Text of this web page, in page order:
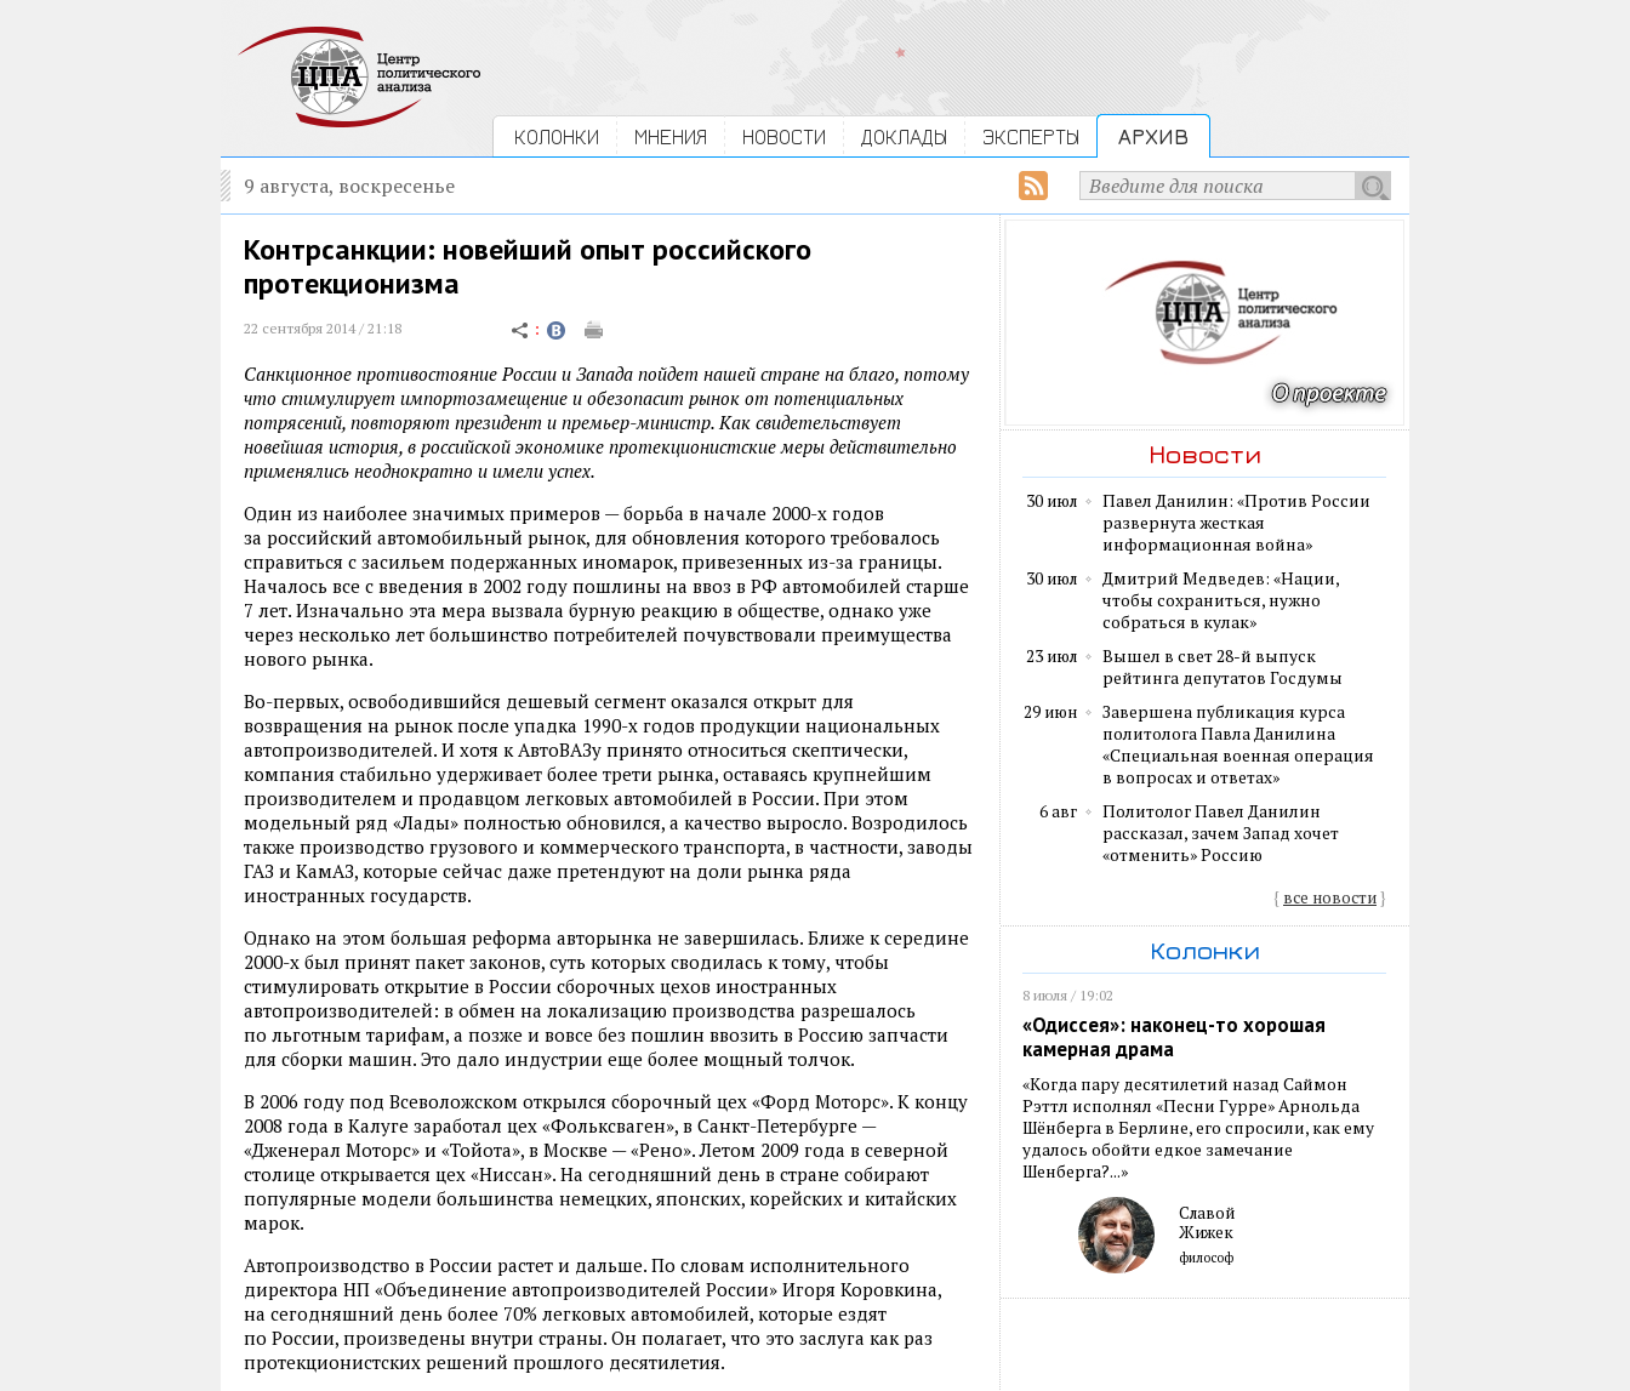
КОЛОНКИ МНЕНИЯ НОВОСТИ ДОКЛАДЫ ЭКСПЕРТЫ АРХИВ
9 августа, воскресенье
Контрсанкции: новейший опыт российского
протекционизма
22 сентября 2014 / 21:18
Cанкционное противостояние России и Запада пойдет нашей стране на благо, потому
что стимулирует импортозамещение и обезопасит рынок от потенциальных
потрясений, повторяют президент и премьер-министр. Как свидетельствует
новейшая история, в российской экономике протекционистские меры действительно
применялись неоднократно и имели успех.
Один из наиболее значимых примеров — борьба в начале 2000-х годов
за российский автомобильный рынок, для обновления которого требовалось
справиться с засильем подержанных иномарок, привезенных из-за границы.
Началось все с введения в 2002 году пошлины на ввоз в РФ автомобилей старше
7 лет. Изначально эта мера вызвала бурную реакцию в обществе, однако уже
через несколько лет большинство потребителей почувствовали преимущества
нового рынка.
Во-первых, освободившийся дешевый сегмент оказался открыт для
возвращения на рынок после упадка 1990-х годов продукции национальных
автопроизводителей. И хотя к АвтоВАЗу принято относиться скептически,
компания стабильно удерживает более трети рынка, оставаясь крупнейшим
производителем и продавцом легковых автомобилей в России. При этом
модельный ряд «Лады» полностью обновился, а качество выросло. Возродилось
также производство грузового и коммерческого транспорта, в частности, заводы
ГАЗ и КамАЗ, которые сейчас даже претендуют на доли рынка ряда
иностранных государств.
Однако на этом большая реформа авторынка не завершилась. Ближе к середине
2000-х был принят пакет законов, суть которых сводилась к тому, чтобы
стимулировать открытие в России сборочных цехов иностранных
автопроизводителей: в обмен на локализацию производства разрешалось
по льготным тарифам, а позже и вовсе без пошлин ввозить в Россию запчасти
для сборки машин. Это дало индустрии еще более мощный толчок.
В 2006 году под Всеволожском открылся сборочный цех «Форд Моторс». К концу
2008 года в Калуге заработал цех «Фольксваген», в Санкт-Петербурге —
«Дженерал Моторс» и «Тойота», в Москве — «Рено». Летом 2009 года в северной
столице открывается цех «Ниссан». На сегодняшний день в стране собирают
популярные модели большинства немецких, японских, корейских и китайских
марок.
Автопроизводство в России растет и дальше. По словам исполнительного
директора НП «Объединение автопроизводителей России» Игоря Коровкина,
на сегодняшний день более 70% легковых автомобилей, которые ездят
по России, произведены внутри страны. Он полагает, что это заслуга как раз
протекционистских решений прошлого десятилетия.
Новости
30 июл
Павел Данилин: «Против России
развернута жесткая
информационная война»
30 июл
Дмитрий Медведев: «Нации,
чтобы сохраниться, нужно
собраться в кулак»
23 июл
Вышел в свет 28-й выпуск
рейтинга депутатов Госдумы
29 июн
Завершена публикация курса
политолога Павла Данилина
«Специальная военная операция
в вопросах и ответах»
6 авг
Политолог Павел Данилин
рассказал, зачем Запад хочет
«отменить» Россию
{ все новости}
Колонки
8 июля / 19:02
«Одиссея»: наконец-то хорошая
камерная драма
«Когда пару десятилетий назад Саймон
Рэттл исполнял «Песни Гурре» Арнольда
Шёнберга в Берлине, его спросили, как ему
удалось обойти едкое замечание
Шенберга?...»
Славой
Жижек
философ